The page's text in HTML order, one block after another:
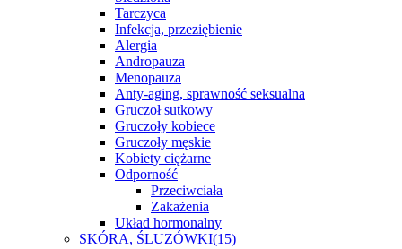
Tarczyca
Infekcja, przeziębienie
Alergia
Andropauza
Menopauza
Anty-aging, sprawność seksualna
Gruczoł sutkowy
Gruczoły kobiece
Gruczoły męskie
Kobiety ciężarne
Odporność
Przeciwciała
Zakażenia
Układ hormonalny
SKÓRA, ŚLUZÓWKI(15)